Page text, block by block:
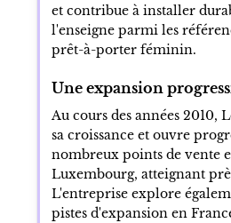
et contribue à installer
l'enseigne parmi les
prêt-à-porter féminin.
Une expansion
Au cours des années 2010,
sa croissance et ouvre
nombreux points de vente
Luxembourg, atteignant
L'entreprise explore
pistes d'expansion en